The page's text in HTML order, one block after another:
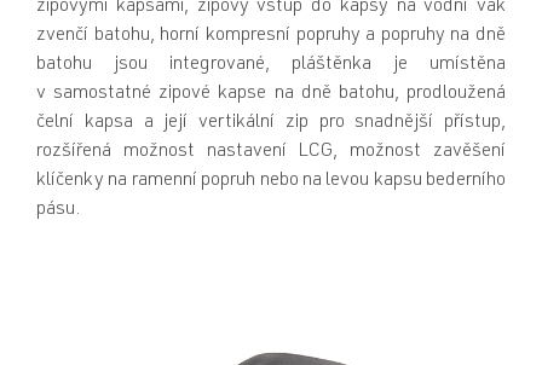
zipovými kapsami, zipový vstup do kapsy na vodní vak
zvenčí batohu, horní kompresní popruhy a popruhy na dně
batohu jsou integrované, pláštěnka je umístěna
v samostatné zipové kapse na dně batohu, prodloužená
čelní kapsa a její vertikální zip pro snadnější přístup,
rozšířená možnost nastavení LCG, možnost zavěšení
klíčenky na ramenní popruh nebo na levou kapsu bederního
pásu.